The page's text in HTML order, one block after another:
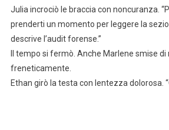
Julia incrociò le braccia con noncuranza.
prenderti un momento per leggere la
descrive l’audit forense.”
Il tempo si fermò. Anche Marlene smise di
freneticamente.
Ethan girò la testa con lentezza dolorosa.